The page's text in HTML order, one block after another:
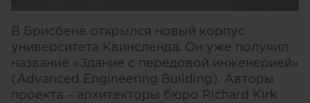
В Брисбене открылся новый корпус
университета Квинсленда. Он уже получил
название «Здание с передовой инженерией»
(Advanced Engineering Building). Авторы
проекта – архитекторы бюро Richard Kirk